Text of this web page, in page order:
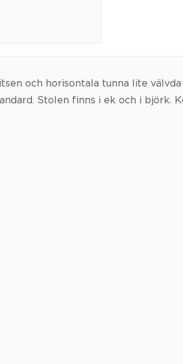
och horisontala tunna lite
Stolen finns i ek och i björk.